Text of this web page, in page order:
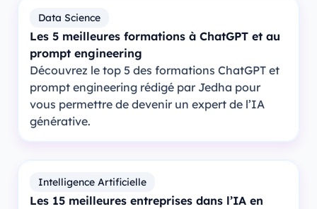
Data Science
Les 5 meilleures formations à ChatGPT et au
prompt engineering
Découvrez le top 5 des formations ChatGPT et
prompt engineering rédigé par Jedha pour
vous permettre de devenir un expert de l’IA
générative.
Intelligence Artificielle
Les 15 meilleures entreprises dans l’IA en